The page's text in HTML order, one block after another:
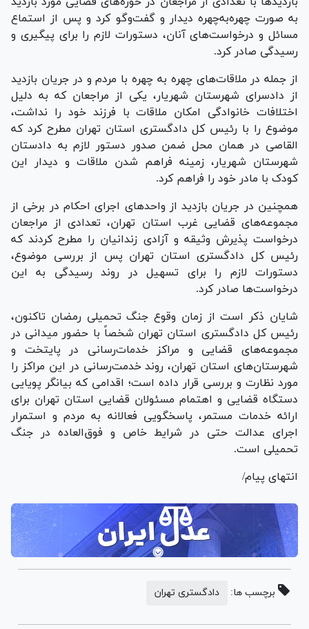
به صورت چهره‌به‌چهره دیدار و گفت‌و‌گو کرد و پس از استماع
مسائل و درخواست‌های آنان، دستورات لازم را برای پیگیری و
رسیدگی صادر کرد.
از جمله در ملاقات‌های چهره به چهره با مردم و در جریان بازدید
از دادسرای شهرستان شهریار، یکی از مراجعان که به دلیل
اختلافات خانوادگی امکان ملاقات با فرزند خود را نداشت،
موضوع را با رئیس کل دادگستری استان تهران مطرح کرد که
القاصی در همان محل ضمن صدور دستور لازم به دادستان
شهرستان شهریار، زمینه فراهم شدن ملاقات و دیدار این
کودک با مادر خود را فراهم کرد.
همچنین در جریان بازدید از واحد‌های اجرای احکام در برخی از
مجموعه‌های قضایی غرب استان تهران، تعدادی از مراجعان
درخواست پذیرش وثیقه و آزادی زندانیان را مطرح کردند که
رئیس کل دادگستری استان تهران پس از بررسی موضوع،
دستورات لازم را برای تسهیل در روند رسیدگی به این
درخواست‌ها صادر کرد.
شایان ذکر است از زمان وقوع جنگ تحمیلی رمضان تاکنون،
رئیس کل دادگستری استان تهران شخصاً با حضور میدانی در
مجموعه‌های قضایی و مراکز خدمات‌رسانی در پایتخت و
شهرستان‌های استان تهران، روند خدمت‌رسانی در این مراکز را
مورد نظارت و بررسی قرار داده است؛ اقدامی که بیانگر پویایی
دستگاه قضایی و اهتمام مسئولان قضایی استان تهران برای
ارائه خدمات مستمر، پاسخگویی فعالانه به مردم و استمرار
اجرای عدالت حتی در شرایط خاص و فوق‌العاده در جنگ
تحمیلی است.
انتهای پیام/
برچسب ها: دادگستری تهران